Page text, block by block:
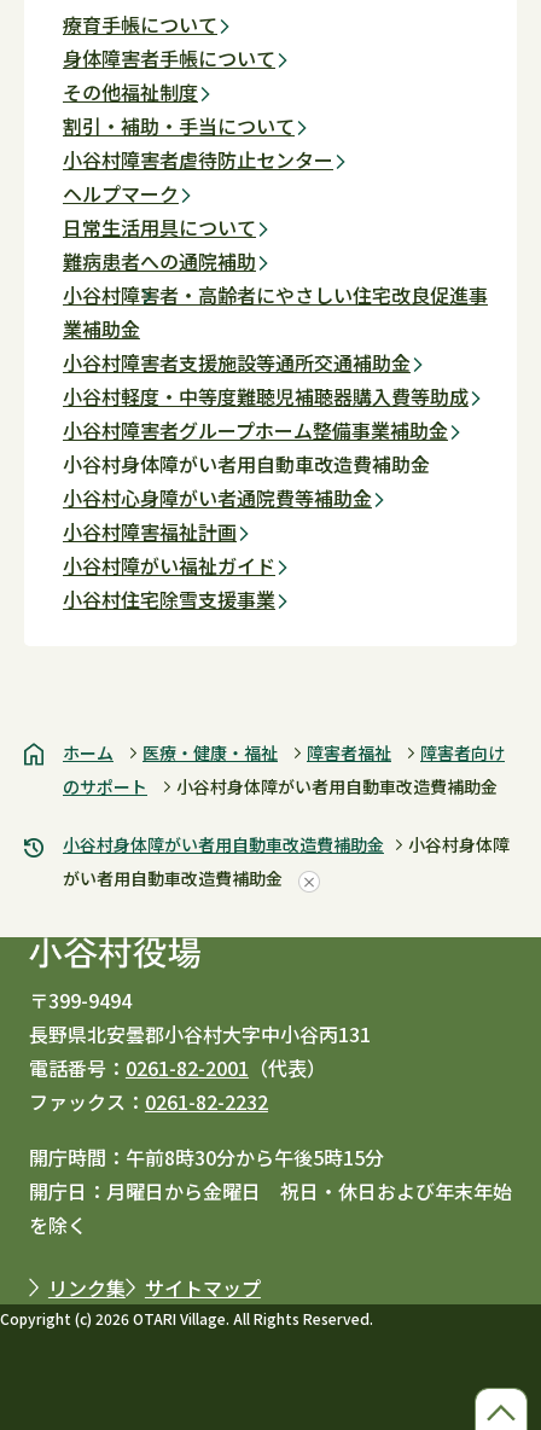
療育手帳について
身体障害者手帳について
その他福祉制度
割引・補助・手当について
小谷村障害者虐待防止センター
ヘルプマーク
日常生活用具について
難病患者への通院補助
小谷村障害者・高齢者にやさしい住宅改良促進事
業補助金
小谷村障害者支援施設等通所交通補助金
小谷村軽度・中等度難聴児補聴器購入費等助成
小谷村障害者グループホーム整備事業補助金
小谷村身体障がい者用自動車改造費補助金
小谷村心身障がい者通院費等補助金
小谷村障害福祉計画
小谷村障がい福祉ガイド
小谷村住宅除雪支援事業
ホーム 医療・健康・福祉 障害者福祉
障害者向け
のサポート
小谷村身体障がい者用自動車改造費補助金
小谷村身体障がい者用自動車改造費補助金
小谷村身体障
がい者用自動車改造費補助金
〒399-9494
長野県北安曇郡小谷村大字中小谷丙131
電話番号： 0261-82-2001 （代表）
ファックス： 0261-82-2232
開庁時間：午前8時30分から午後5時15分
開庁日：月曜日から金曜日 祝日・休日および年末年始
を除く
リンク集 サイトマップ
Copyright (c) 2026 OTARI Village. All Rights Reserved.